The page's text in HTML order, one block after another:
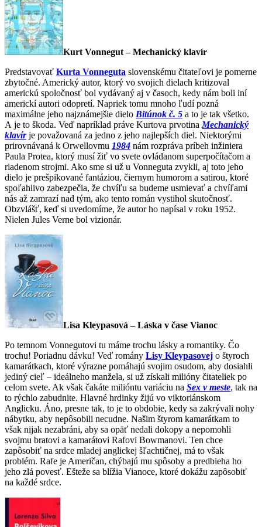
Kurt Vonnegut – Mechanický klavír
Predstavovať Kurta Vonneguta slovenskému čitateľovi je pomerne
zbytočné. Americký autor, ktorý vo svojich dielach kritizoval
americkú spoločnosť bol vydávaný aj v časoch, kedy nám boli iní
americkí autori odopretí. Napriek tomu mnoho ľudí pozná
maximálne jeho najznámejšie dielo Bitúnok č. 5 a to je tak všetko.
A je to škoda. Veď napríklad práve Kurtova prvotina Mechanický
klavírje považovaná za jedno z jeho najlepších diel. Niektorými
prirovnávaná k Orwellovmu 1984 nám rozpráva príbeh inžiniera
Paula Protea, ktorý musí žiť vo svete ovládanom superpočítačom a
riadenom strojmi. Ako sme si už u Vonneguta zvykli, aj toto jeho
dielo je prešpikované fantáziou, čiernym humorom a satirou, ktoré
spoľahlivo zabezpečia, že chvíľu sa budeme usmievať a chvíľami
nás až zamrazí nad tým, ako tento román vystihol skutočnosť.
Obzvlášť, keď si uvedomíme, že autor ho napísal v roku 1952.
Nielen Jules Verne bol vizionár.
Lisa Kleypasová – Láska v čase Vianoc
Po temnom Vonnegutovi tu máme trochu lásky a romantiky. Čo
trochu! Poriadnu dávku! Veď romány Lisy Kleypasovej o štyroch
kamarátkach, ktoré výrazne pomáhajú svojim osudom, aby dosiahli
jediný cieľ – ideálneho manžela, si už získali milióny čitateliek po
celom svete. Ak však čakáte milióntu variáciu na Sex v meste, tak na
to rýchlo zabudnite. Hlavné hrdinky žijú vo viktoriánskom
Anglicku. Áno, presne tak, to je to obdobie, kedy sa zakrývali nohy
nábytku, aby nepôsobili necudne. Našim štyrom kamarátkam to
však nijak nezabráni, aby sa opäť nedali dokopy a nepomohli
svojmu bratovi a kamarátovi Rafovi Bowmanovi. Ten chce
zapôsobiť na srdce mladej anglickej šľachtičnej, má to však
problém. Rafe je Američan, chýbajú mu spôsoby a predbieha ho
jeho zlá povesť. Ešteže sa blížia Vianoce, ktoré dokážu zapôsobiť
na každé srdce.